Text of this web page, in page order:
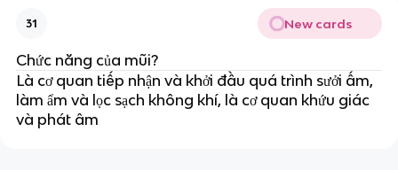
31 New cards
Chức năng của mũi?
Là cơ quan tiếp nhận và khởi đầu quá trình sưởi ấm,
làm ẩm và lọc sạch không khí, là cơ quan khứu giác
và phát âm